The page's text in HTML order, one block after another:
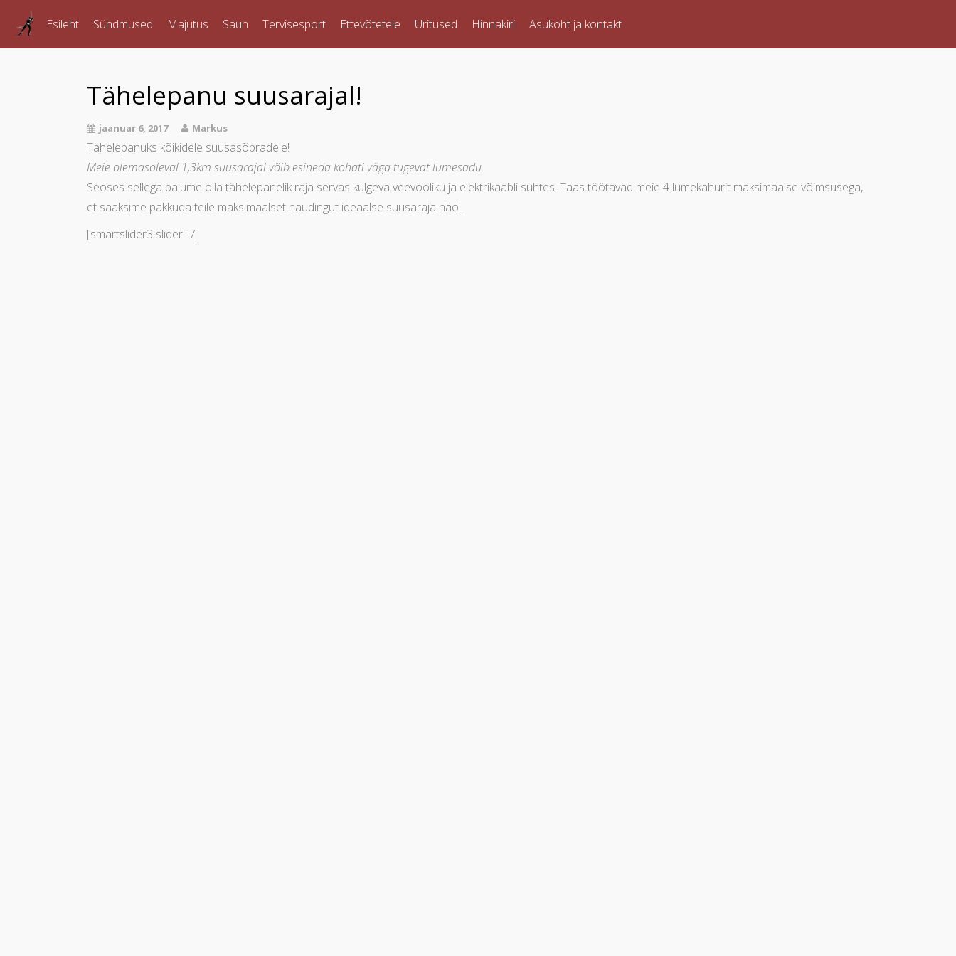
Esileht Sündmused Majutus Saun Tervisesport Ettevõtetele Üritused Hinnakiri Asukoht ja kontakt
Tähelepanu suusarajal!
jaanuar 6, 2017 Markus
Tähelepanuks kõikidele suusasõpradele!
Meie olemasoleval 1,3km suusarajal võib esineda kohati väga tugevat lumesadu.
Seoses sellega palume olla tähelepanelik raja servas kulgeva veevooliku ja elektrikaabli suhtes. Taas töötavad meie 4 lumekahurit maksimaalse võimsusega,
et saaksime pakkuda teile maksimaalset naudingut ideaalse suusaraja näol.
[smartslider3 slider=7]